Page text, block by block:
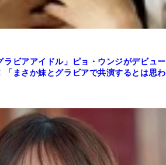
ラビアアイドル」ピョ・ウンジがデビュー
「まさか妹とグラビアで共演するとは思わ